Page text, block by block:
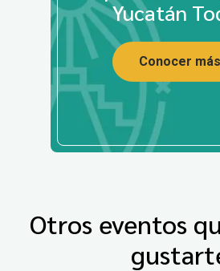
Yucatán
Conocer más
Otros eventos